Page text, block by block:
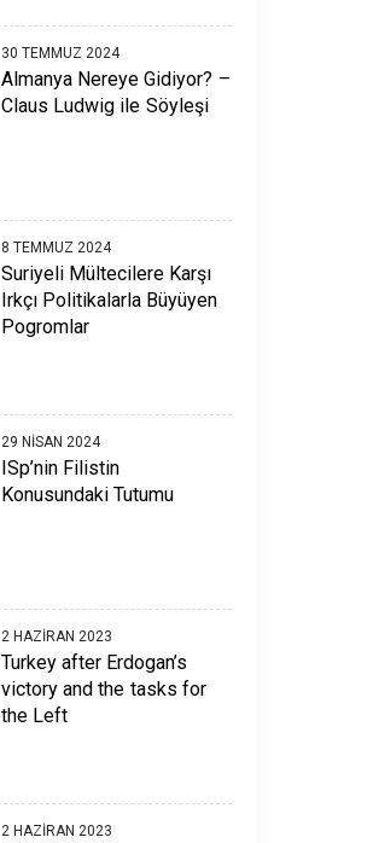
30 TEMMUZ 2024
Almanya Nereye Gidiyor? –
Claus Ludwig ile Söyleşi
8 TEMMUZ 2024
Suriyeli Mültecilere Karşı
Irkçı Politikalarla Büyüyen
Pogromlar
29 NISAN 2024
ISp’nin Filistin
Konusundaki Tutumu
2 HAZIRAN 2023
Turkey after Erdogan’s
victory and the tasks for
the Left
2 HAZIRAN 2023